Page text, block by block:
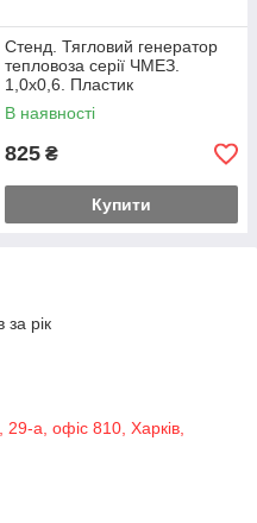
Стенд. Тягловий генератор
тепловоза серії ЧМЕЗ.
1,0х0,6. Пластик
В наявності
825 ₴
Купити
за рік
а, офіс 810, Харків,